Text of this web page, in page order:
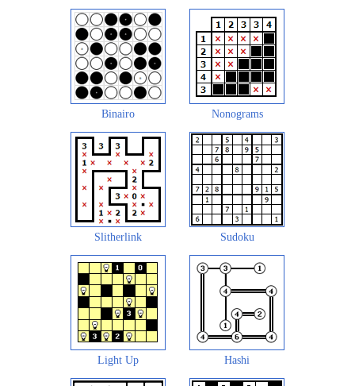
Binairo Nonograms
Slitherlink Sudoku
Light Up Hashi